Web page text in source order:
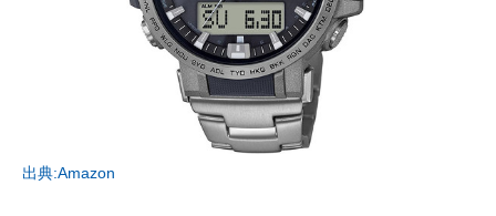
出典:Amazon